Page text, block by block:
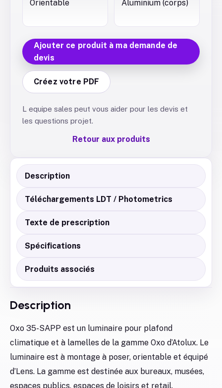
Orientable Aluminium (corps)
Ajouter ce produit à ma demande de
devis
Créez votre PDF
L equipe sales peut vous aider pour les devis et
les questions projet.
Retour aux produits
Description
Téléchargements LDT / Photometrics
Texte de prescription
Spécifications
Produits associés
Description
Oxo 35-SAPP est un luminaire pour plafond
climatique et à lamelles de la gamme Oxo d’Atolux. Le
luminaire est à montage à poser, orientable et équipé
d’Lens. La gamme est destinée aux bureaux, musées,
espaces publics, espaces de loisirs et retail.